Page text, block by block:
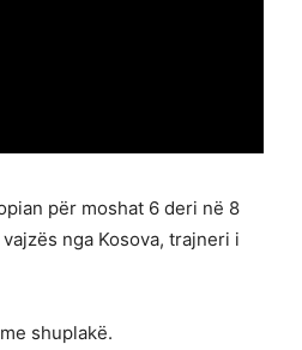
për moshat 6 deri në 8
nga Kosova, trajneri i
shuplakë.